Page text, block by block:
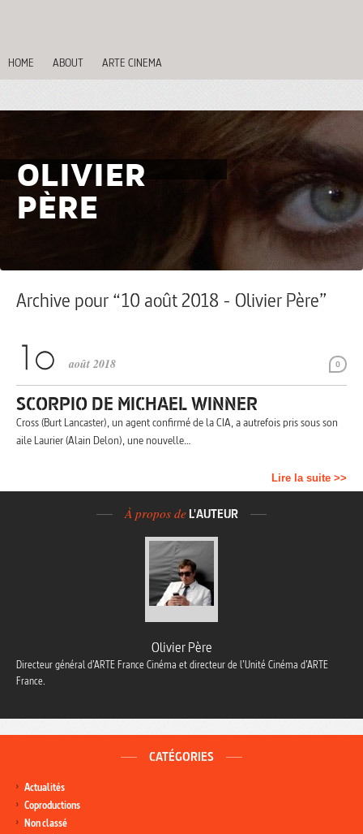
HOME ABOUT ARTE CINEMA
OLIVIER
PÈRE
Archive pour “10 août 2018 - Olivier Père”
0
août 2018
SCORPIO DE MICHAEL WINNER
Cross (Burt Lancaster), un agent confirmé de la CIA, a autrefois pris sous son
aile Laurier (Alain Delon), une nouvelle…
Lire la suite >>
À propos de L'AUTEUR
Olivier Père
Directeur général d’ARTE France Cinéma et directeur de l’Unité Cinéma d’ARTE
France.
CATÉGORIES
Actualités
Coproductions
Non classé